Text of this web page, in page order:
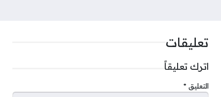
تعليقات
اترك تعليقاً
التعليق *